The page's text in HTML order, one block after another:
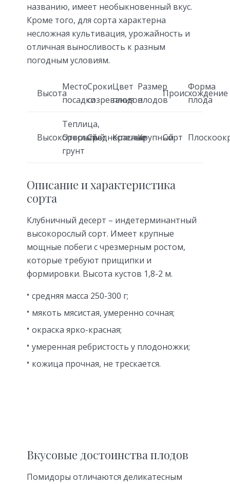
названию, имеет необыкновенный вкус.
Кроме того, для сорта характерна
несложная культивация, урожайность и
отличная выносливость к разным
погодным условиям.
Высота
Место
посадки
Сроки
созревания
Цвет
плодов
Размер
плодов
Происхождение
Форма
плода
Высокорослый
Теплица,
Открытый
грунт
Среднеспелые
КрасныеКрупныйСорт
Описание и характеристика
сорта
Клубничный десерт – индетерминантный
высокорослый сорт. Имеет крупные
мощные побеги с чрезмерным ростом,
которые требуют прищипки и
формировки. Высота кустов 1,8-2 м.
средняя масса 250-300 г;
мякоть мясистая, умеренно сочная;
окраска ярко-красная;
умеренная ребристость у плодоножки;
кожица прочная, не трескается.
Вкусовые достоинства плодов
Помидоры отличаются деликатесным